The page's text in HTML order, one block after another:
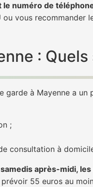
numéro de
vous recommander
:
garde à Mayenne a
;
consultation à
après-midi,
55 euros au